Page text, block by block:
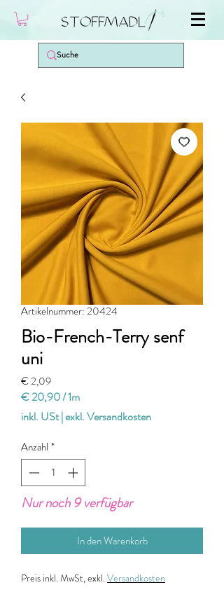
Artikelnummer: 20424
Bio-French-Terry senf
uni
€ 2,09Preis
€ 20,90/1m
€ 20,90
pro
1
Meter
inkl. USt|exkl. Versandkosten
Anzahl *
Nur noch 9 verfügbar
In den Warenkorb
Preis inkl. MwSt, exkl. Versandkosten